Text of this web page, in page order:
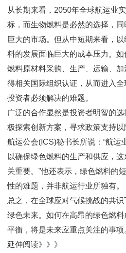
从长期来看，2050年全球航运业
标，而生物燃料是必然的选择，
巨大的市场。但从中短期来看，
料的发展面临巨大的成本压力。
燃料原材料采购、生产、运输、
得相关国际组织认证，从而进入
投资者必须解决的难题。
广泛的合作显然是投资者明智的
极探索创新方案，寻求政策支持
航运公会(ICS)秘书长所说：“航运
以确保绿色燃料的生产和供应，
关重要。”他还表示，绿色燃料的
性的难题，并非航运行业所独有。
总之，在全球应对气候挑战的共
绿色未来。如何在高昂的绿色燃
平衡，将是未来应重点关注的事项
延伸阅读》》》